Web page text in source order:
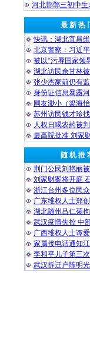
河北邯郸三初中生
最 新 热
快讯：湖北宜昌
北京警察：习近
被以“污辱国家领
湖北访民余甘林
张少杰家前仍有
身份证信息暴露
网友渺小（梁海
苏州访民钱才珍
人权日喝农药被
最高院批准 刘家
随 机 推
荆门公民刘艳丽
刘家财案将开庭
浙江台州多位民
广东维权人士郑
湖北随州吕仁菊
武汉疫情失控 中
广西维权人士谭
家属接电话通知
李和平儿子第三
武汉拆迁户陈明